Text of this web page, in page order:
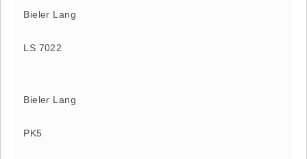
Bieler Lang
LS 7022
Bieler Lang
PK5